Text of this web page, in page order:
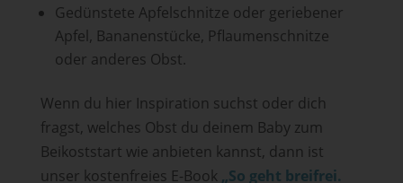
Gedünstete Apfelschnitze oder geriebener
Apfel, Bananenstücke, Pflaumenschnitze
oder anderes Obst.
Wenn du hier Inspiration suchst oder dich
fragst, welches Obst du deinem Baby zum
Beikoststart wie anbieten kannst, dann ist
unser kostenfreies E-Book „So geht breifrei.